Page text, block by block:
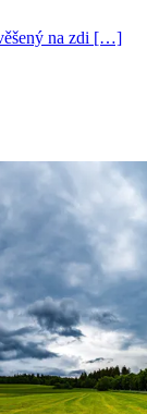
na zdi […]